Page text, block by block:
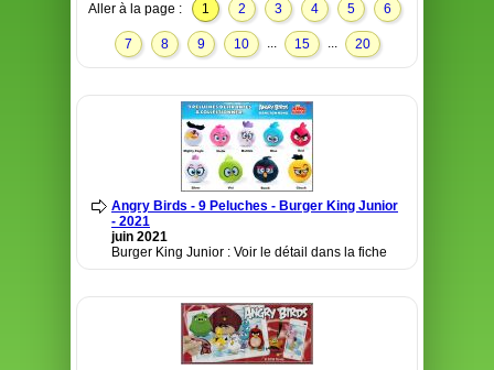
Aller à la page : 1 2 3 4 5 6
7 8 9 10 ... 15 ... 20
Angry Birds - 9 Peluches - Burger King Junior
- 2021
juin 2021
Burger King Junior : Voir le détail dans la fiche